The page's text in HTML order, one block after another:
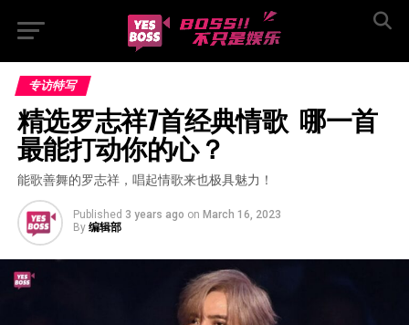
专访特写
精选罗志祥7首经典情歌  哪一首
最能打动你的心？
能歌善舞的罗志祥，唱起情歌来也极具魅力！
Published 3 years ago on March 16, 2023
By 编辑部